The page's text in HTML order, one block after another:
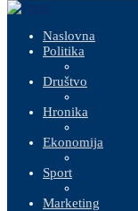
Naslovna
Politika
Društvo
Hronika
Ekonomija
Sport
Marketing